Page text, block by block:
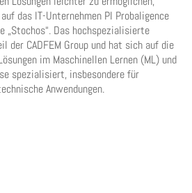
das IT-Unternehmen PI Probaligence
„Stochos“. Das hochspezialisierte
der CADFEM Group und hat sich auf die
im Maschinellen Lernen (ML) und
spezialisiert, insbesondere für
Anwendungen.